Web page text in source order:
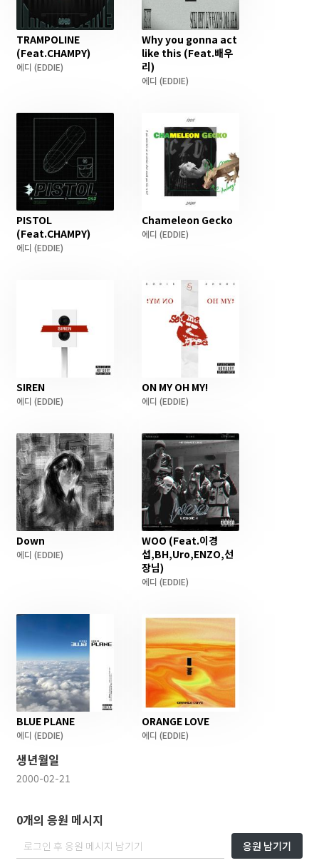
TRAMPOLINE
(Feat.CHAMPY)
에디 (EDDIE)
Why you gonna act
like this (Feat.배우
리)
에디 (EDDIE)
PISTOL
(Feat.CHAMPY)
에디 (EDDIE)
Chameleon Gecko
에디 (EDDIE)
SIREN
에디 (EDDIE)
ON MY OH MY!
에디 (EDDIE)
Down
에디 (EDDIE)
WOO (Feat.이경
섭,BH,Uro,ENZO,선
장님)
에디 (EDDIE)
BLUE PLANE
에디 (EDDIE)
ORANGE LOVE
에디 (EDDIE)
생년월일
2000-02-21
0개의 응원 메시지
응원 남기기